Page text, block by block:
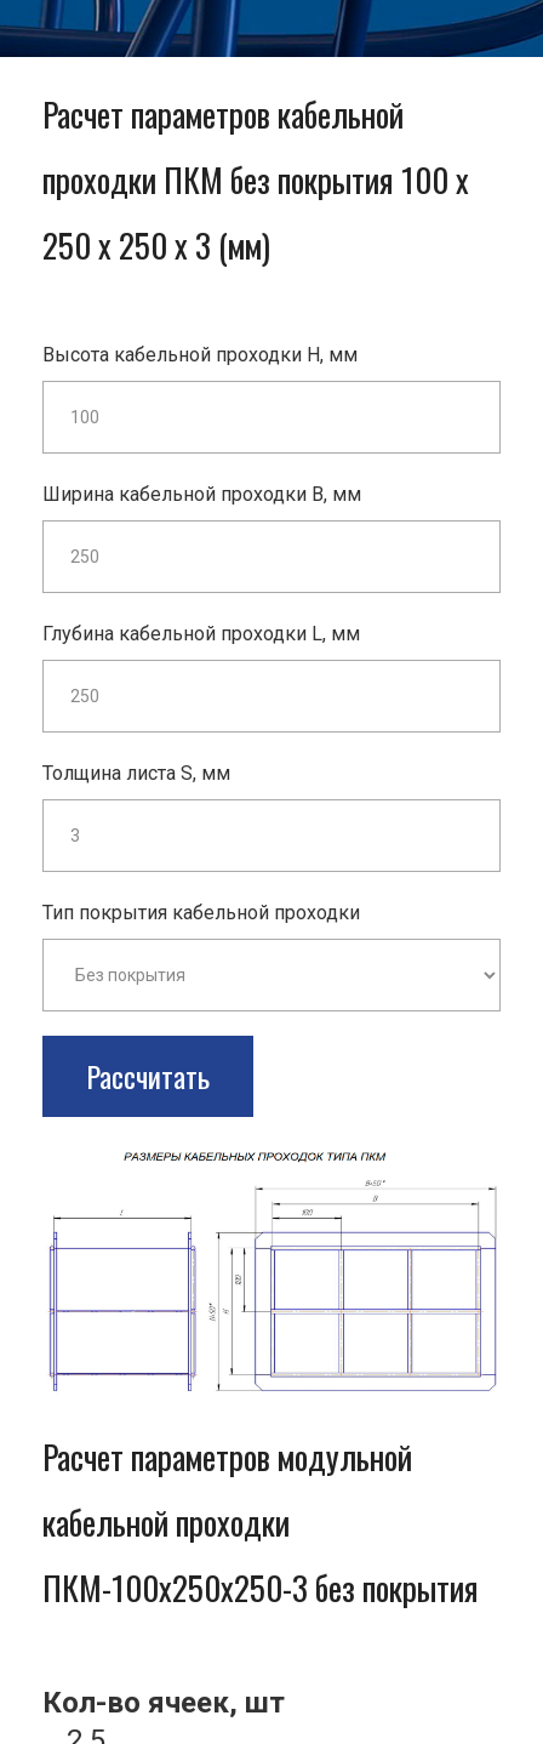
Расчет параметров кабельной
проходки ПКМ без покрытия 100 x
250 x 250 x 3 (мм)
Высота кабельной проходки H, мм
Ширина кабельной проходки B, мм
Глубина кабельной проходки L, мм
Толщина листа S, мм
Тип покрытия кабельной проходки
Рассчитать
Расчет параметров модульной
кабельной проходки
ПКМ-100x250x250-3 без покрытия
Кол-во ячеек, шт